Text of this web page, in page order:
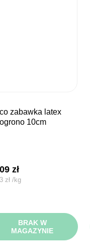
10cm
zł
zł /kg
BRAK W
MAGAZYNIE